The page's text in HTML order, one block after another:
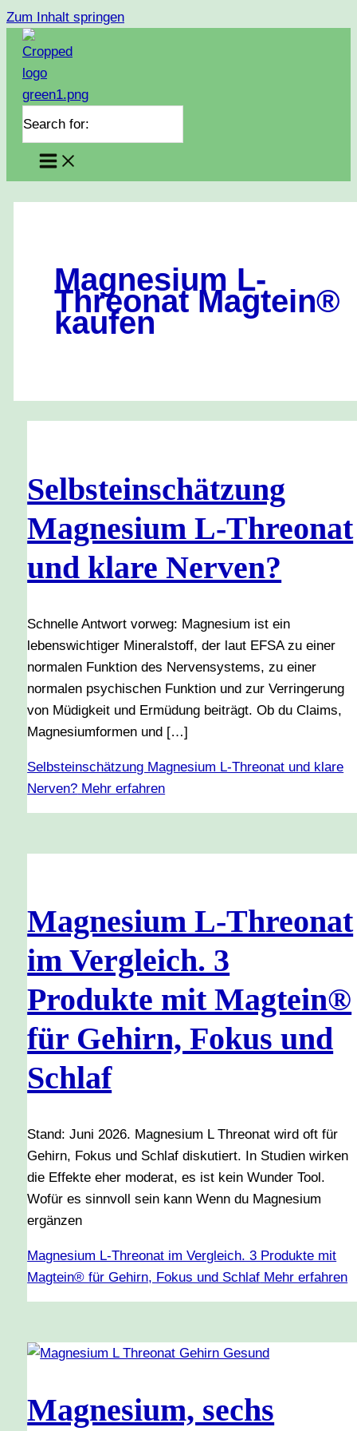
Zum Inhalt springen
Search for:
Magnesium L-
Threonat Magtein®
kaufen
Selbsteinschätzung
Magnesium L-Threonat
und klare Nerven?
Schnelle Antwort vorweg: Magnesium ist ein
lebenswichtiger Mineralstoff, der laut EFSA zu einer
normalen Funktion des Nervensystems, zu einer
normalen psychischen Funktion und zur Verringerung
von Müdigkeit und Ermüdung beiträgt. Ob du Claims,
Magnesiumformen und […]
Selbsteinschätzung Magnesium L-Threonat und klare
Nerven? Mehr erfahren
Magnesium L-Threonat
im Vergleich. 3
Produkte mit Magtein®
für Gehirn, Fokus und
Schlaf
Stand: Juni 2026. Magnesium L Threonat wird oft für
Gehirn, Fokus und Schlaf diskutiert. In Studien wirken
die Effekte eher moderat, es ist kein Wunder Tool.
Wofür es sinnvoll sein kann Wenn du Magnesium
ergänzen
Magnesium L-Threonat im Vergleich. 3 Produkte mit
Magtein® für Gehirn, Fokus und Schlaf Mehr erfahren
Magnesium, sechs